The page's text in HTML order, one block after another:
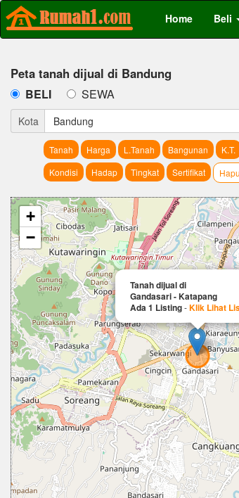
Home Beli
Peta tanah dijual di Bandung
BELI SEWA
Kota Bandung
Tanah Harga L.Tanah Bangunan K.T.
Kondisi
Hadap Tingkat Sertifikat
Tanah dijual di
Gandasari - Katapang
Ada 1 Listing-Klik Lihat
+
−